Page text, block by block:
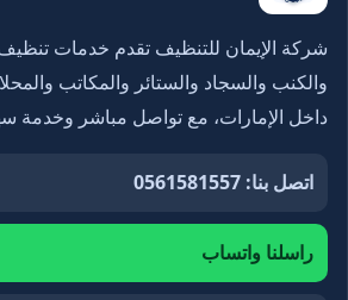
شركة الإيمان للتنظيف تقدم خدمات تنظيف
والكنب والسجاد والستائر والمكاتب
داخل الإمارات، مع تواصل مباشر وخدمة
اتصل بنا: 0561581557
راسلنا واتساب